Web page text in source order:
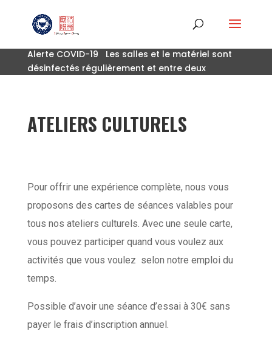
Alerte COVID-19 Les salles et le matériel sont
désinfectés régulièrement et entre deux
ATELIERS CULTURELS
Pour offrir une expérience complète, nous vous
proposons des cartes de séances valables pour
tous nos ateliers culturels. Avec une seule carte,
vous pouvez participer quand vous voulez aux
activités que vous voulez selon notre emploi du
temps.
Possible d’avoir une séance d’essai à 30€ sans
payer le frais d’inscription annuel.